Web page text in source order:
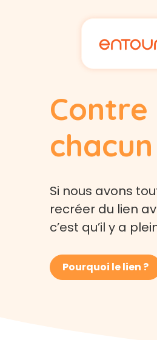
Contre
Si nous avons
recréer du lien
c’est qu’il y a
Pourquoi le lien ?